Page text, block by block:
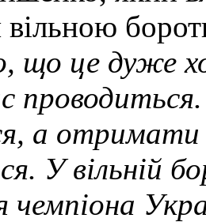
вільною
що це дуже
а отримати
У вільній
чемпіона